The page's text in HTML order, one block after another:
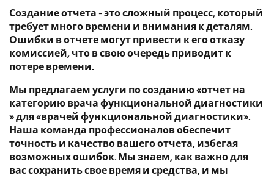
Создание отчета - это сложный процесс, который
требует много времени и внимания к деталям.
Ошибки в отчете могут привести к его отказу
комиссией, что в свою очередь приводит к
потере времени.
Мы предлагаем услуги по созданию «отчет на
категорию врача функциональной диагностики
» для «врачей функциональной диагностики».
Наша команда профессионалов обеспечит
точность и качество вашего отчета, избегая
возможных ошибок. Мы знаем, как важно для
вас сохранить свое время и средства, и мы